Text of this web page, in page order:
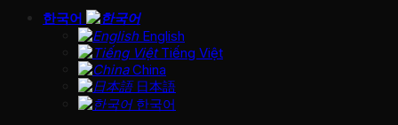
한국어
English
Tiếng Việt
China
日本語
한국어